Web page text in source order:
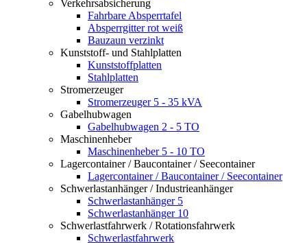
Verkehrsabsicherung
Fahrbare Absperrtafel
Absperrgitter rot weiß
Bauzaun verzinkt
Kunststoff- und Stahlplatten
Kunststoffplatten
Stahlplatten
Stromerzeuger
Stromerzeuger 5 - 35 kVA
Gabelhubwagen
Gabelhubwagen 2 - 5 TO
Maschinenheber
Maschinenheber 5 - 10 TO
Lagercontainer / Baucontainer / Seecontainer
Lagercontainer / Baucontainer / Seecontainer
Schwerlastanhänger / Industrieanhänger
Schwerlastanhänger 5
Schwerlastanhänger 10
Schwerlastfahrwerk / Rotationsfahrwerk
Schwerlastfahrwerk